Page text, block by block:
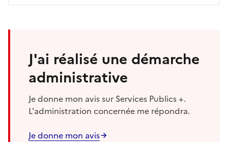
J'ai réalisé une démarche
administrative
Je donne mon avis sur Services Publics +.
L'administration concernée me répondra.
Je donne mon avis